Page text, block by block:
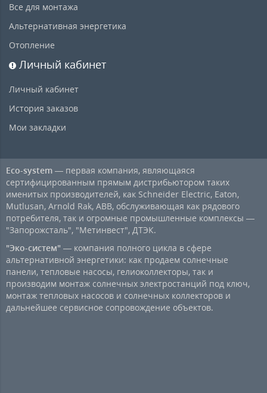
Все для монтажа
Альтернативная энергетика
Отопление
Личный кабинет
Личный кабинет
История заказов
Мои закладки
Eco-system — первая компания, являющаяся
сертифицированным прямым дистрибьютором таких
именитых производителей, как Schneider Electric, Eaton,
Mutlusan, Arnold Rak, ABB, обслуживающая как рядового
потребителя, так и огромные промышленные комплексы —
"Запорожсталь", "Метинвест", ДТЭК.
"Эко-систем" — компания полного цикла в сфере
альтернативной энергетики: как продаем солнечные
панели, тепловые насосы, гелиоколлекторы, так и
производим монтаж солнечных электростанций под ключ,
монтаж тепловых насосов и солнечных коллекторов и
дальнейшее сервисное сопровождение объектов.